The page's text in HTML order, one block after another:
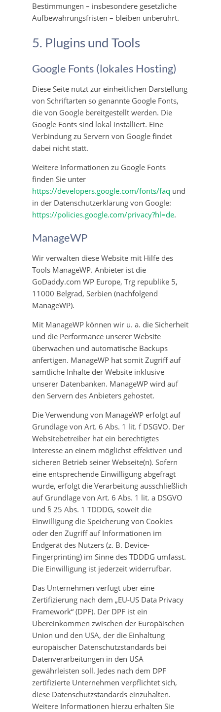
Bestimmungen – insbesondere gesetzliche
Aufbewahrungsfristen – bleiben unberührt.
5. Plugins und Tools
Google Fonts (lokales Hosting)
Diese Seite nutzt zur einheitlichen Darstellung
von Schriftarten so genannte Google Fonts,
die von Google bereitgestellt werden. Die
Google Fonts sind lokal installiert. Eine
Verbindung zu Servern von Google findet
dabei nicht statt.
Weitere Informationen zu Google Fonts
finden Sie unter
https://developers.google.com/fonts/faq und
in der Datenschutzerklärung von Google:
https://policies.google.com/privacy?hl=de.
ManageWP
Wir verwalten diese Website mit Hilfe des
Tools ManageWP. Anbieter ist die
GoDaddy.com WP Europe, Trg republike 5,
11000 Belgrad, Serbien (nachfolgend
ManageWP).
Mit ManageWP können wir u. a. die Sicherheit
und die Performance unserer Website
überwachen und automatische Backups
anfertigen. ManageWP hat somit Zugriff auf
sämtliche Inhalte der Website inklusive
unserer Datenbanken. ManageWP wird auf
den Servern des Anbieters gehostet.
Die Verwendung von ManageWP erfolgt auf
Grundlage von Art. 6 Abs. 1 lit. f DSGVO. Der
Websitebetreiber hat ein berechtigtes
Interesse an einem möglichst effektiven und
sicheren Betrieb seiner Webseite(n). Sofern
eine entsprechende Einwilligung abgefragt
wurde, erfolgt die Verarbeitung ausschließlich
auf Grundlage von Art. 6 Abs. 1 lit. a DSGVO
und § 25 Abs. 1 TDDDG, soweit die
Einwilligung die Speicherung von Cookies
oder den Zugriff auf Informationen im
Endgerät des Nutzers (z. B. Device-
Fingerprinting) im Sinne des TDDDG umfasst.
Die Einwilligung ist jederzeit widerrufbar.
Das Unternehmen verfügt über eine
Zertifizierung nach dem „EU-US Data Privacy
Framework“ (DPF). Der DPF ist ein
Übereinkommen zwischen der Europäischen
Union und den USA, der die Einhaltung
europäischer Datenschutzstandards bei
Datenverarbeitungen in den USA
gewährleisten soll. Jedes nach dem DPF
zertifizierte Unternehmen verpflichtet sich,
diese Datenschutzstandards einzuhalten.
Weitere Informationen hierzu erhalten Sie